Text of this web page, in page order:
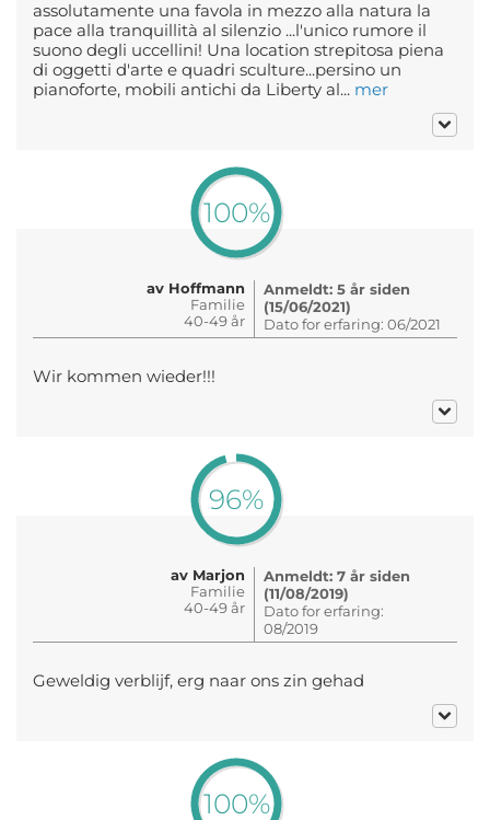
assolutamente una favola in mezzo alla natura la
pace alla tranquillità al silenzio ...l'unico rumore il
suono degli uccellini! Una location strepitosa piena
di oggetti d'arte e quadri sculture...persino un
pianoforte, mobili antichi da Liberty al... mer
100%
av Hoffmann
Familie
40-49 år
Anmeldt: 5 år siden
(15/06/2021)
Dato for erfaring: 06/2021
Wir kommen wieder!!!
96%
av Marjon
Familie
40-49 år
Anmeldt: 7 år siden
(11/08/2019)
Dato for erfaring:
08/2019
Geweldig verblijf, erg naar ons zin gehad
100%